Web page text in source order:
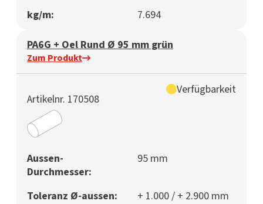
kg/m:
7.694
PA6G + Oel Rund Ø 95 mm grün
Zum Produkt
Artikelnr. 170508
Verfügbarkeit
Aussen-
Durchmesser:
95 mm
Toleranz Ø-aussen:
+ 1.000 / + 2.900 mm